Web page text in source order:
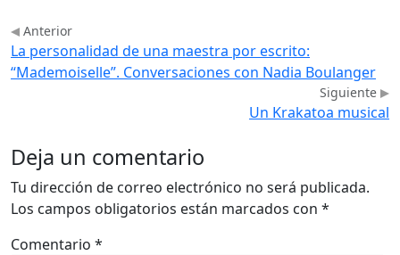
Anterior
La personalidad de una maestra por escrito:
“Mademoiselle”. Conversaciones con Nadia Boulanger
Siguiente
Un Krakatoa musical
Deja un comentario
Tu dirección de correo electrónico no será publicada.
Los campos obligatorios están marcados con *
Comentario *